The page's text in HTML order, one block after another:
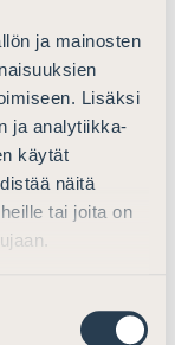
ja mainosten
Lisäksi
ja analytiikka-
käytät
näitä
tai joita on
antaneet lähes
julkisten
antavilla olisi